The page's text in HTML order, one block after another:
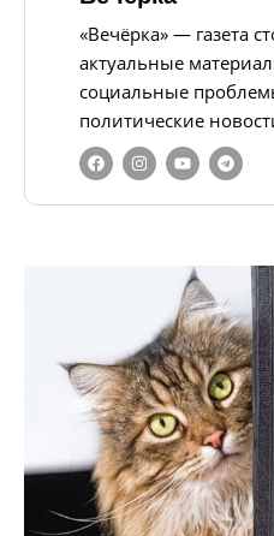
«Вечёрка» — газета
актуальные
социальные
политические